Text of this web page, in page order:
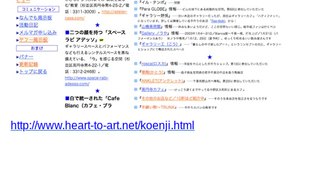
http://www.heart-to-art.net/koenji.html